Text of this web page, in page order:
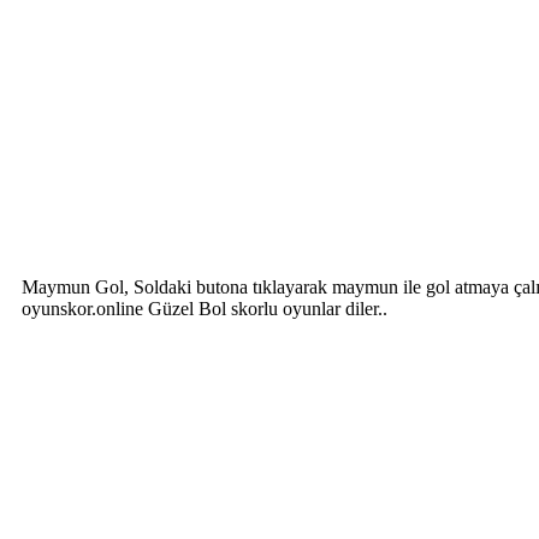
Maymun Gol, Soldaki butona tıklayarak maymun ile gol atmaya
oyunskor.online Güzel Bol skorlu oyunlar diler..